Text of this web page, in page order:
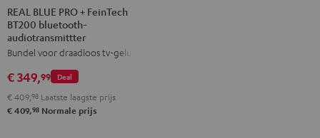
BLUE
PRO
+
FeinTech
BT200
bluetooth-
audiotransmittter
BLUE
PRO
+
FeinTech
BT200
bluetooth-
audiotransmittter
REAL BLUE PRO + FeinTech
BT200 bluetooth-
audiotransmittter
Bundel voor draadloos tv-geluid
Deal
€ 349,99
€ 409, 98 Laatste laagste prijs
€ 409,98 Normale prijs